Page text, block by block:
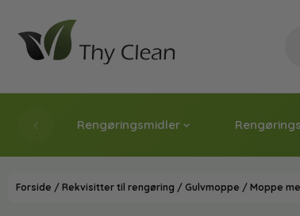
Rengøringsmidler
Forside / Rekvisitter til rengøring / Gulvmoppe / Moppe